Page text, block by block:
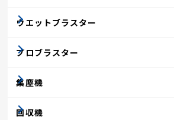
ウエットブラスター
プロブラスター
集塵機
回収機